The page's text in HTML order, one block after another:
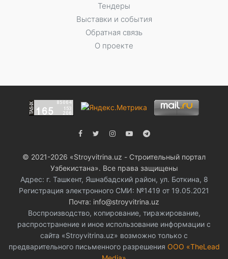
Тендеры
Выставки и события
Обратная связь
О проекте
© 2021-2026 «Stroyvitrina.uz - Строительный портал
Узбекистана». Все права защищены
Адрес: г. Ташкент, Яшнабадский район, ул. Боткина, 8
Регистрация электронного СМИ: №1419 от 19.05.2021
Почта: info@stroyvitrina.uz
Воспроизводство, копирование, тиражирование,
распространение и иное использование информации с
сайта «Stroyvitrina.uz» возможно только с
предварительного письменного разрешения ООО «TheLead